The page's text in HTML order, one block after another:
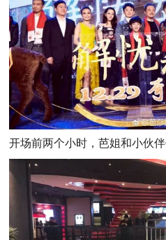
开场前两个小时，芭姐和小伙